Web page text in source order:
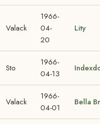
Valack
1966-
04-
20
Lity
Sto
1966-
04-13
Valack
1966-
04-01
Bella